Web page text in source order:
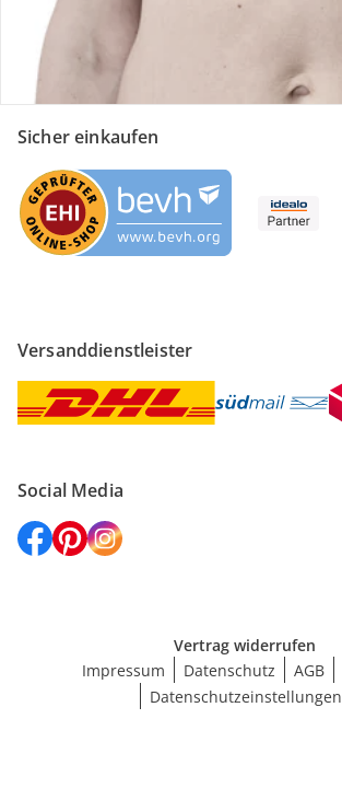
Sicher & flexibel bezahlen
Sicher einkaufen
Versanddienstleister
Social Media
Vertrag widerrufen
Impressum
Datenschutz AGB
Datenschutzeinstellungen